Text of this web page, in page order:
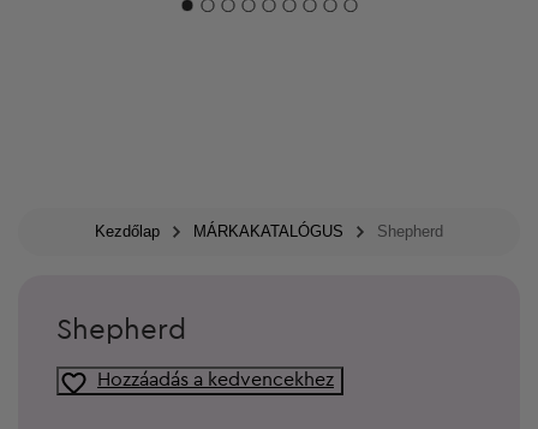
Kezdőlap MÁRKAKATALÓGUS Shepherd
Shepherd
Hozzáadás a kedvencekhez